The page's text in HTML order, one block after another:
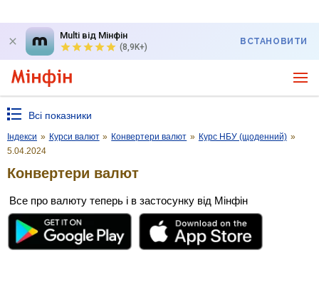
Multi від Мінфін
(8,9K+)
ВСТАНОВИТИ
Всі показники
Індекси » Курси валют » Конвертери валют » Курс НБУ (щоденний) »
5.04.2024
Конвертери валют
Все про валюту теперь і в застосунку від Мінфін